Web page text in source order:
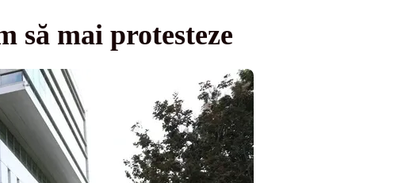
să mai protesteze